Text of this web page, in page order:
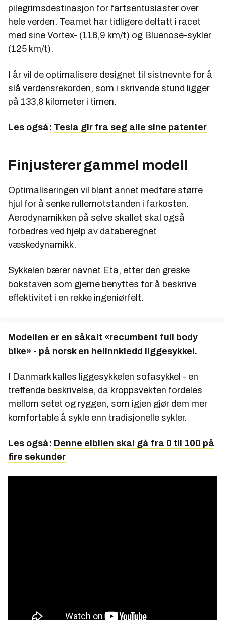
pilegrimsdestinasjon for fartsentusiaster over
hele verden. Teamet har tidligere deltatt i racet
med sine Vortex- (116,9 km/t) og Bluenose-sykler
(125 km/t).
I år vil de optimalisere designet til sistnevnte for å
slå verdensrekorden, som i skrivende stund ligger
på 133,8 kilometer i timen.
Les også: Tesla gir fra seg alle sine patenter
Finjusterer gammel modell
Optimaliseringen vil blant annet medføre større
hjul for å senke rullemotstanden i farkosten.
Aerodynamikken på selve skallet skal også
forbedres ved hjelp av databeregnet
væskedynamikk.
Sykkelen bærer navnet Eta, etter den greske
bokstaven som gjerne benyttes for å beskrive
effektivitet i en rekke ingeniørfelt.
Modellen er en såkalt «recumbent full body
bike» - på norsk en helinnkledd liggesykkel.
I Danmark kalles liggesykkelen sofasykkel - en
treffende beskrivelse, da kroppsvekten fordeles
mellom setet og ryggen, som igjen gjør dem mer
komfortable å sykle enn tradisjonelle sykler.
Les også: Denne elbilen skal gå fra 0 til 100 på
fire sekunder